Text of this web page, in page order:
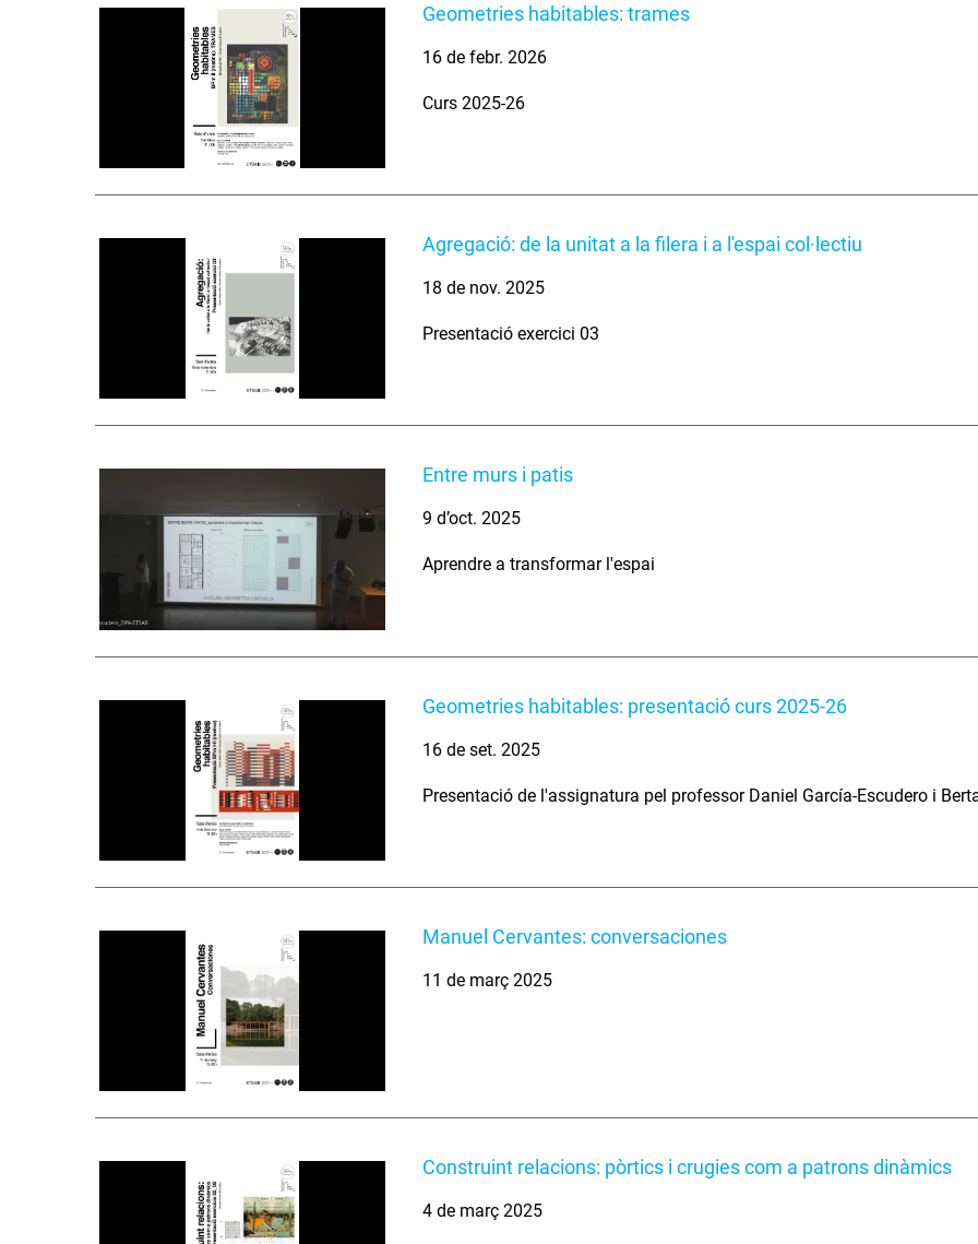
Geometries habitables: trames
16 de febr. 2026
Curs 2025-26
Agregació: de la unitat a la filera i a l'espai col·lectiu
18 de nov. 2025
Presentació exercici 03
Entre murs i patis
9 d’oct. 2025
Aprendre a transformar l'espai
Geometries habitables: presentació curs 2025-26
16 de set. 2025
Presentació de l'assignatura pel professor Daniel García-Escudero i
Manuel Cervantes: conversaciones
11 de març 2025
Construint relacions: pòrtics i crugies com a patrons dinàmics
4 de març 2025